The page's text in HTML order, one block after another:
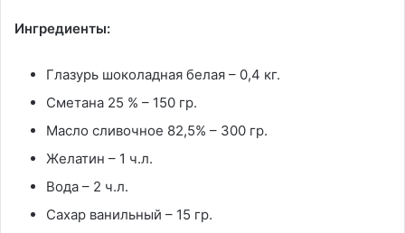
Ингредиенты:
Глазурь шоколадная белая – 0,4 кг.
Сметана 25 % – 150 гр.
Масло сливочное 82,5% – 300 гр.
Желатин – 1 ч.л.
Вода – 2 ч.л.
Сахар ванильный – 15 гр.